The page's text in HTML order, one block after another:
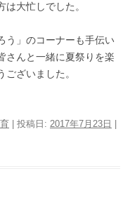
大忙しでした。
う」のコーナーも手伝い
さんと一緒に夏祭りを楽
ざいました。
| 投稿日: 2017年7月23日